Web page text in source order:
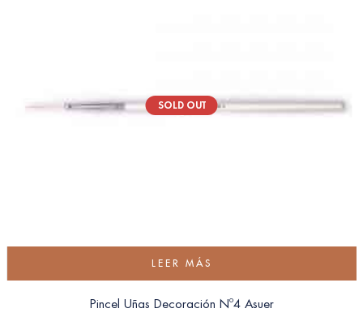
SOLD OUT
LEER MÁS
Pincel Uñas Decoración Nº4 Asuer